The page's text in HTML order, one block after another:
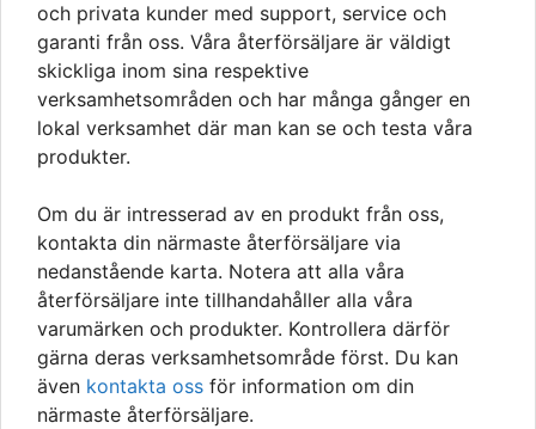
och privata kunder med support, service och
garanti från oss. Våra återförsäljare är väldigt
skickliga inom sina respektive
verksamhetsområden och har många gånger en
lokal verksamhet där man kan se och testa våra
produkter.
Om du är intresserad av en produkt från oss,
kontakta din närmaste återförsäljare via
nedanstående karta. Notera att alla våra
återförsäljare inte tillhandahåller alla våra
varumärken och produkter. Kontrollera därför
gärna deras verksamhetsområde först. Du kan
även kontakta oss för information om din
närmaste återförsäljare.